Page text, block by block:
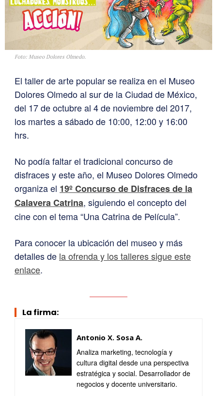
Foto: Museo Dolores Olmedo.
El taller de arte popular se realiza en el Museo
Dolores Olmedo al sur de la Ciudad de México,
del 17 de octubre al 4 de noviembre del 2017,
los martes a sábado de 10:00, 12:00 y 16:00
hrs.
No podía faltar el tradicional concurso de
disfraces y este año, el Museo Dolores Olmedo
organiza el 19º Concurso de Disfraces de la
Calavera Catrina, siguiendo el concepto del
cine con el tema “Una Catrina de Película”.
Para conocer la ubicación del museo y más
detalles de la ofrenda y los talleres sigue este
enlace.
La firma:
Antonio X. Sosa A.
Analiza marketing, tecnología y
cultura digital desde una perspectiva
estratégica y social. Desarrollador de
negocios y docente universitario.